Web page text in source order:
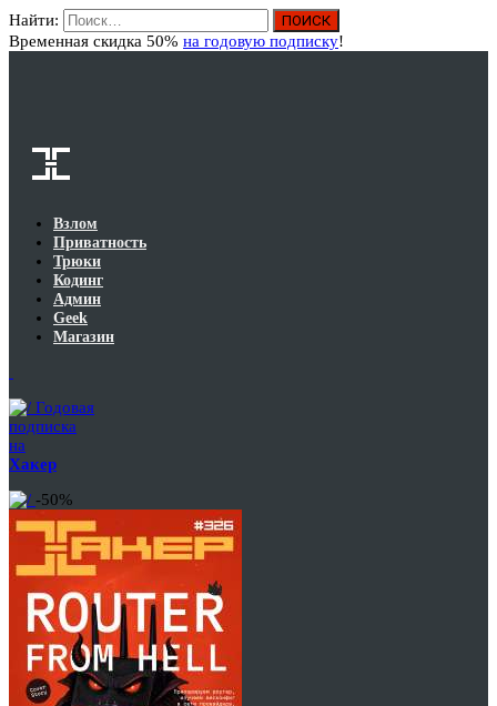
Найти:
Временная скидка 50% на годовую подписку!
Взлом
Приватность
Трюки
Кодинг
Админ
Geek
Магазин
Годовая
подписка
на
Хакер
-50%